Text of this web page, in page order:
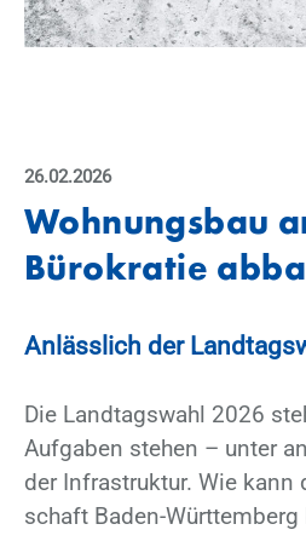
26.02.2026
Woh­nungs­bau
Bü­ro­kra­tie
An­läss­lich der
Die Land­tags­wahl 2026
Auf­ga­ben ste­hen – un­ter
der In­fra­struk­tur. Wie
schaft Ba­den-
Anbieter: